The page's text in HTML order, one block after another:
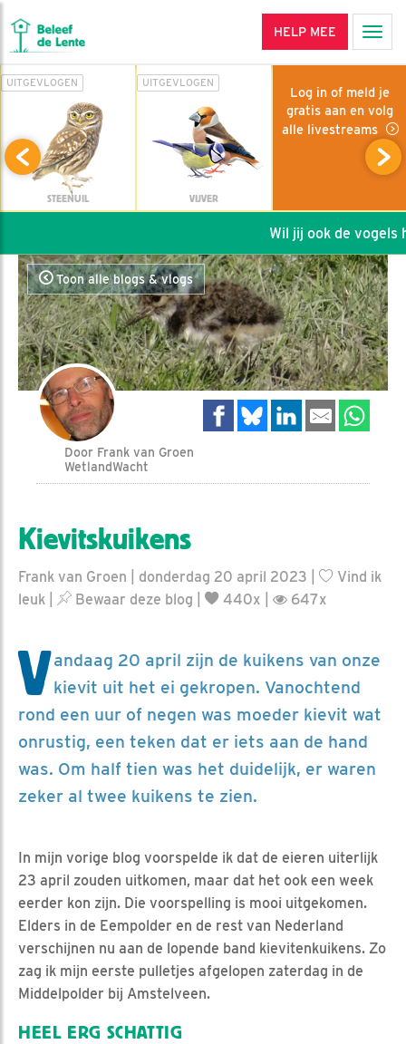
HELP MEE
UITGEVLOGEN
STEENUIL
UITGEVLOGEN
VIJVER
Log in of meld je
gratis aan en volg
alle livestreams
Wil jij ook de vogels
Toon alle blogs & vlogs
Door Frank van Groen
WetlandWacht
Kievitskuikens
Frank van Groen | donderdag 20 april 2023 |
Vind ik
leuk
Bewaar deze blog 440x | 647x
Vandaag 20 april zijn de kuikens van onze
kievit uit het ei gekropen. Vanochtend
rond een uur of negen was moeder kievit wat
onrustig, een teken dat er iets aan de hand
was. Om half tien was het duidelijk, er waren
zeker al twee kuikens te zien.
In mijn vorige blog voorspelde ik dat de eieren uiterlijk
23 april zouden uitkomen, maar dat het ook een week
eerder kon zijn. Die voorspelling is mooi uitgekomen.
Elders in de Eempolder en de rest van Nederland
verschijnen nu aan de lopende band kievitenkuikens. Zo
zag ik mijn eerste pulletjes afgelopen zaterdag in de
Middelpolder bij Amstelveen.
HEEL ERG SCHATTIG